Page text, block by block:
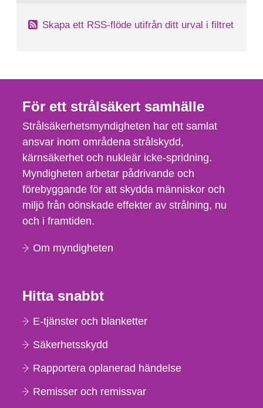
Skapa ett RSS-flöde utifrån ditt urval i filtret
För ett strålsäkert samhälle
Strålsäkerhetsmyndigheten har ett samlat
ansvar inom områdena strålskydd,
kärnsäkerhet och nukleär icke-spridning.
Myndigheten arbetar pådrivande och
förebyggande för att skydda människor och
miljö från oönskade effekter av strålning, nu
och i framtiden.
Om myndigheten
Hitta snabbt
E-tjänster och blanketter
Säkerhetsskydd
Rapportera oplanerad händelse
Remisser och remissvar